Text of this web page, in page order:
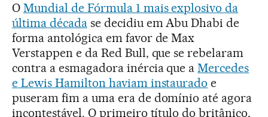
O Mundial de Fórmula 1 mais explosivo da
última décadase decidiu em Abu Dhabi de
forma antológica em favor de Max
Verstappen e da Red Bull, que se rebelaram
contra a esmagadora inércia que aMercedes
e Lewis Hamilton haviam instaurado e
puseram fim a uma era de domínio até agora
incontestável. O primeiro título do britânico,